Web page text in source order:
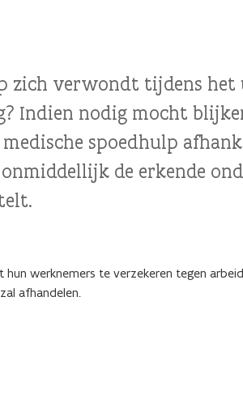
zich verwondt tijdens het
Indien nodig mocht
spoedhulp
de erkende
werknemers te verzekeren tegen
afhandelen.